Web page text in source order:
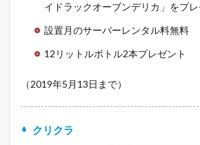
イドラックオーブンデリカ」をプレ
設置月のサーバーレンタル料無料
12リットルボトル2本プレゼント
（2019年5月13日まで）
クリクラ